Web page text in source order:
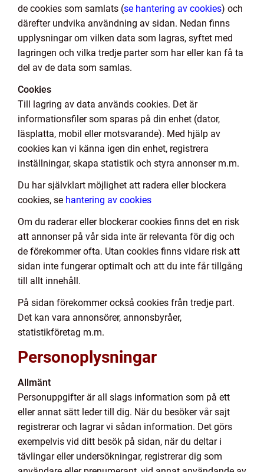
de cookies som samlats (se hantering av cookies) och
därefter undvika användning av sidan. Nedan finns
upplysningar om vilken data som lagras, syftet med
lagringen och vilka tredje parter som har eller kan få ta
del av de data som samlas.
Cookies
Till lagring av data används cookies. Det är
informationsfiler som sparas på din enhet (dator,
läsplatta, mobil eller motsvarande). Med hjälp av
cookies kan vi känna igen din enhet, registrera
inställningar, skapa statistik och styra annonser m.m.
Du har självklart möjlighet att radera eller blockera
cookies, se hantering av cookies
Om du raderar eller blockerar cookies finns det en risk
att annonser på vår sida inte är relevanta för dig och
de förekommer ofta. Utan cookies finns vidare risk att
sidan inte fungerar optimalt och att du inte får tillgång
till allt innehåll.
På sidan förekommer också cookies från tredje part.
Det kan vara annonsörer, annonsbyråer,
statistikföretag m.m.
Personoplysningar
Allmänt
Personuppgifter är all slags information som på ett
eller annat sätt leder till dig. När du besöker vår sajt
registrerar och lagrar vi sådan information. Det görs
exempelvis vid ditt besök på sidan, när du deltar i
tävlingar eller undersökningar, registrerar dig som